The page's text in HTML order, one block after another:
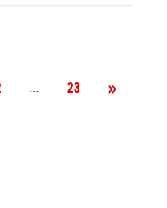
... 23 »